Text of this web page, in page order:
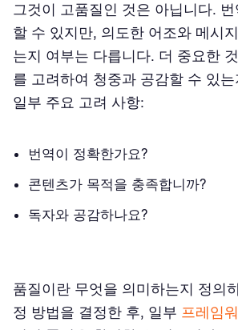
그것이 고품질인 것은 아닙니다.
할 수 있지만, 의도한 어조와 메시
는지 여부는 다릅니다. 더 중요한
를 고려하여 청중과 공감할 수 있
일부 주요 고려 사항:
번역이 정확한가요?
콘텐츠가 목적을 충족합니까?
독자와 공감하나요?
품질이란 무엇을 의미하는지 정의
정 방법을 결정한 후, 일부 프레임